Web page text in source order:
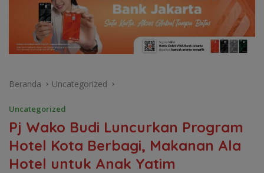
Beranda Uncategorized
Uncategorized
Pj Wako Budi Luncurkan Program
Hotel Kota Berbagi, Makanan Ala
Hotel untuk Anak Yatim